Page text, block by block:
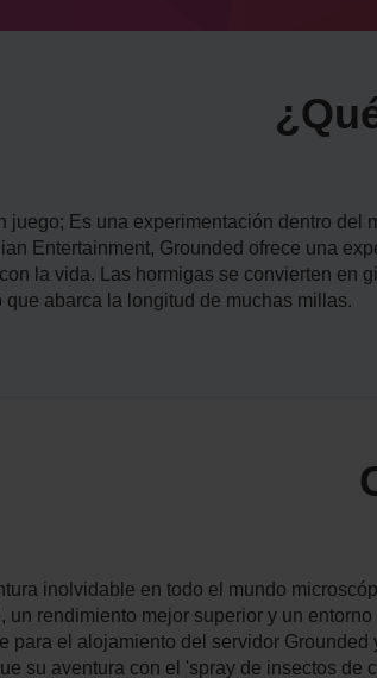
juego; Es una experimentación dentro
Entertainment, Grounded ofrece una
la vida. Las hormigas se convierten en
que abarca la longitud de muchas millas.
inolvidable en todo el mundo
un rendimiento mejor superior y un
para el alojamiento del servidor
su aventura con el 'spray de insectos